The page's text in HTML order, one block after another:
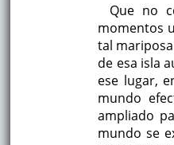
Que no
momentos
tal
de esa isla
ese lugar,
mundo
ampliado
mundo se